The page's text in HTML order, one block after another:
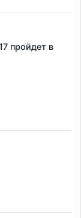
пройдет в